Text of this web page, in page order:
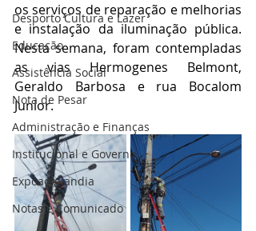
Desporto Cultura e Lazer
Educação
Assistência Social
Nota de Pesar
Administração e Finanças
Institucional e Governo
Expoacrelandia
Notas e Comunicado
os serviços de reparação e melhorias
e instalação da iluminação pública.
Nesta semana, foram contempladas
as vias Hermogenes Belmont,
Geraldo Barbosa e rua Bocalom
Junior.